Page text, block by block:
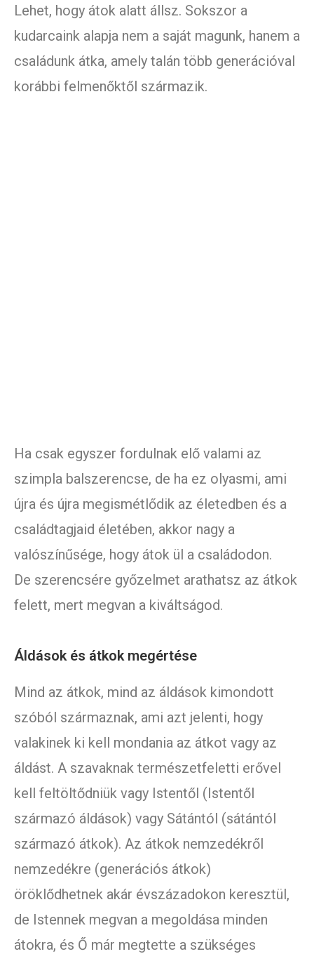
Lehet, hogy átok alatt állsz. Sokszor a
kudarcaink alapja nem a saját magunk, hanem a
családunk átka, amely talán több generációval
korábbi felmenőktől származik.
Ha csak egyszer fordulnak elő valami az
szimpla balszerencse, de ha ez olyasmi, ami
újra és újra megismétlődik az életedben és a
családtagjaid életében, akkor nagy a
valószínűsége, hogy átok ül a családodon.
De szerencsére győzelmet arathatsz az átkok
felett, mert megvan a kiváltságod.
Áldások és átkok megértése
Mind az átkok, mind az áldások kimondott
szóból származnak, ami azt jelenti, hogy
valakinek ki kell mondania az átkot vagy az
áldást. A szavaknak természetfeletti erővel
kell feltöltődniük vagy Istentől (Istentől
származó áldások) vagy Sátántól (sátántól
származó átkok). Az átkok nemzedékről
nemzedékre (generációs átkok)
öröklődhetnek akár évszázadokon keresztül,
de Istennek megvan a megoldása minden
átokra, és Ő már megtette a szükséges